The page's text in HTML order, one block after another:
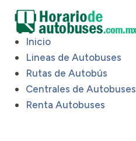
Inicio
Lineas de Autobuses
Rutas de Autobús
Centrales de Autobuses
Renta Autobuses